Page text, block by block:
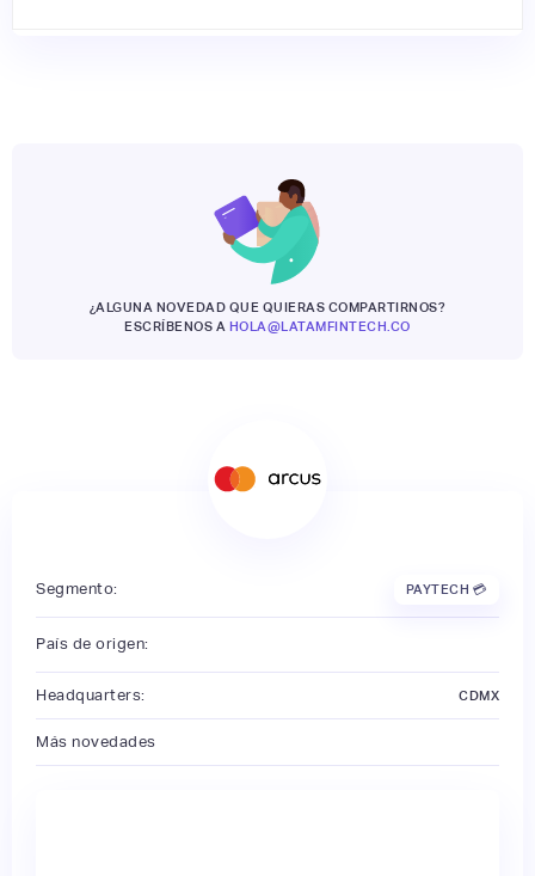
¿ALGUNA NOVEDAD QUE QUIERAS COMPARTIRNOS?
ESCRÍBENOS A HOLA@LATAMFINTECH.CO
Segmento: PAYTECH 💳
País de origen:
Headquarters: CDMX
Más novedades